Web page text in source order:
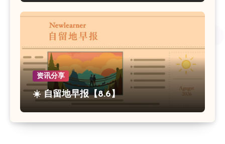
资讯分享
☀️ 自留地早报【8.6】